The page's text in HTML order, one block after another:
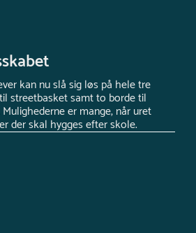
kan nu slå sig løs på hele tre
streetbasket samt to borde til
er mange, når uret
der skal hygges efter skole.